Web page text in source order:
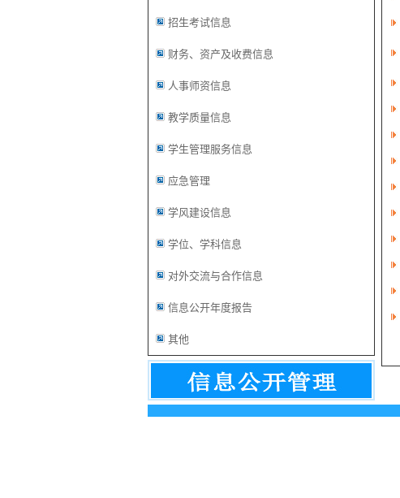
招生考试信息
财务、资产及收费信息
人事师资信息
教学质量信息
学生管理服务信息
应急管理
学风建设信息
学位、学科信息
对外交流与合作信息
信息公开年度报告
其他